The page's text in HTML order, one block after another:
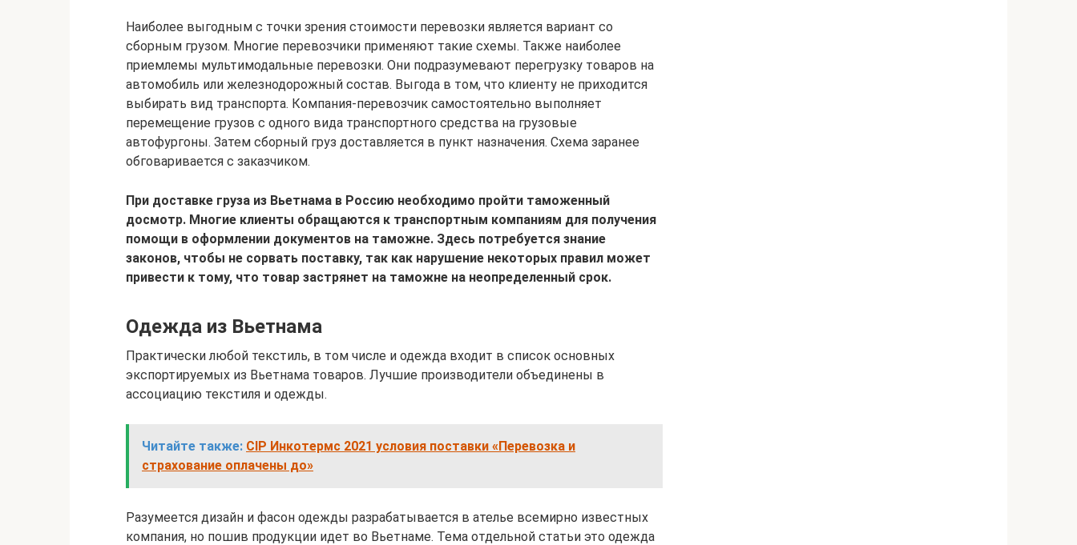
Наиболее выгодным с точки зрения стоимости перевозки является вариант со
сборным грузом. Многие перевозчики применяют такие схемы. Также наиболее
приемлемы мультимодальные перевозки. Они подразумевают перегрузку товаров на
автомобиль или железнодорожный состав. Выгода в том, что клиенту не приходится
выбирать вид транспорта. Компания-перевозчик самостоятельно выполняет
перемещение грузов с одного вида транспортного средства на грузовые
автофургоны. Затем сборный груз доставляется в пункт назначения. Схема заранее
обговаривается с заказчиком.
При доставке груза из Вьетнама в Россию необходимо пройти таможенный
досмотр. Многие клиенты обращаются к транспортным компаниям для получения
помощи в оформлении документов на таможне. Здесь потребуется знание
законов, чтобы не сорвать поставку, так как нарушение некоторых правил может
привести к тому, что товар застрянет на таможне на неопределенный срок.
Одежда из Вьетнама
Практически любой текстиль, в том числе и одежда входит в список основных
экспортируемых из Вьетнама товаров. Лучшие производители объединены в
ассоциацию текстиля и одежды.
Читайте также: CIP Инкотермс 2021 условия поставки «Перевозка и
страхование оплачены до»
Разумеется дизайн и фасон одежды разрабатывается в ателье всемирно известных
компания, но пошив продукции идет во Вьетнаме. Тема отдельной статьи это одежда